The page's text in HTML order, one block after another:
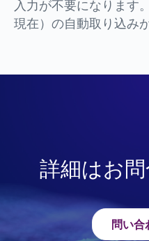
入力が不要になります
現在）の自動取り込み
詳細はお問
問い合